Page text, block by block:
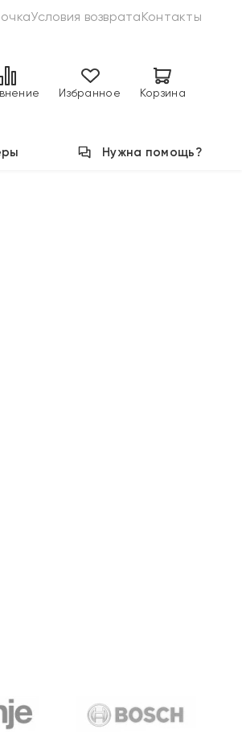
Условия возвратаКонтакты
Избранное Корзина
Нужна помощь?